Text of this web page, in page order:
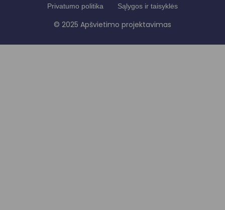
Privatumo politika Sąlygos ir taisyklės
© 2025 Apšvietimo projektavimas